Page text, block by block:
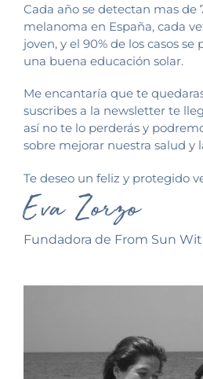
Cada año se detectan mas de
melanoma en España, cada
joven, y el 90% de los casos
una buena educación solar.
Me encantaría que te
suscribes a la newsletter te
así no te lo perderás y
sobre mejorar nuestra salud y
Te deseo un feliz y protegido
Eva Zorzo
Fundadora de From Sun